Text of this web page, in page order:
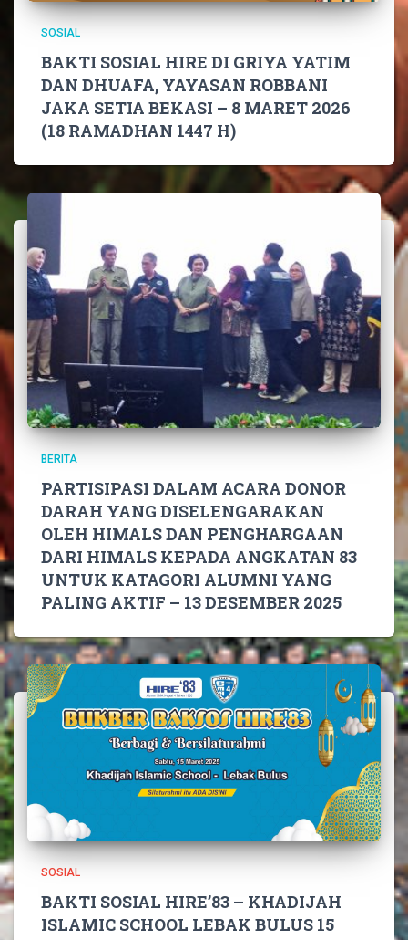
SOSIAL
BAKTI SOSIAL HIRE DI GRIYA YATIM
DAN DHUAFA, YAYASAN ROBBANI
JAKA SETIA BEKASI – 8 MARET 2026
(18 RAMADHAN 1447 H)
BERITA
PARTISIPASI DALAM ACARA DONOR
DARAH YANG DISELENGARAKAN
OLEH HIMALS DAN PENGHARGAAN
DARI HIMALS KEPADA ANGKATAN 83
UNTUK KATAGORI ALUMNI YANG
PALING AKTIF – 13 DESEMBER 2025
SOSIAL
BAKTI SOSIAL HIRE’83 – KHADIJAH
ISLAMIC SCHOOL LEBAK BULUS 15